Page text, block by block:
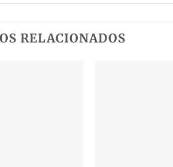
RELACIONADOS